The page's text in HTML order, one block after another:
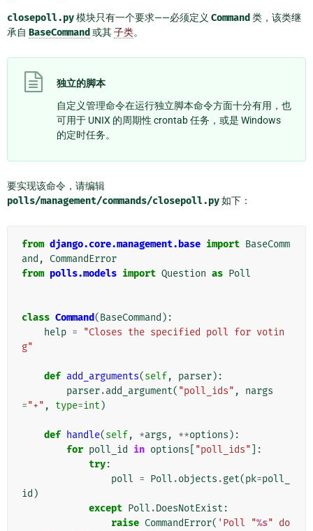
closepoll.py模块只有一个要求——必须定义 Command 类，该类继
承自 BaseCommand 或其子类。
独立的脚本
自定义管理命令在运行独立脚本命令方面十分有用，也
可用于 UNIX 的周期性 crontab 任务，或是 Windows
的定时任务。
要实现该命令，请编辑
polls/management/commands/closepoll.py如下：
from django.core.management.base import BaseComm
and ,
CommandError
from polls.models import Question as Poll
class Command(BaseCommand ):
help =
"Closes the specified poll for votin
g"
def add_arguments(self, parser):
parser.add_argument( "poll_ids" ,
nargs
="+" , type=int )
def handle(self, *args , **options ):
for poll_id in options "poll_ids"
]:
try:
poll = Poll .objects .get(pk=poll_
id )
except Poll .DoesNotExist :
raise CommandError( 'Poll "%s" do